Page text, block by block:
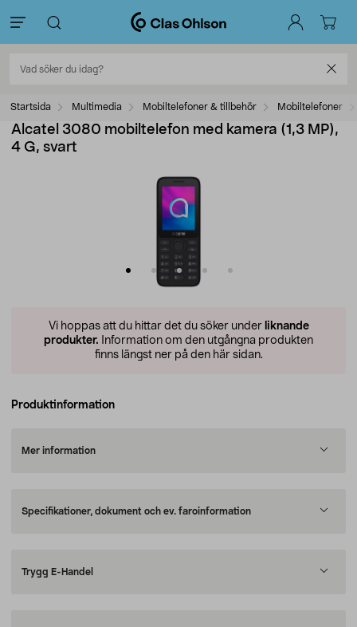
Startsida Multimedia Mobiltelefoner & tillbehör Mobiltelefoner
Alcatel 3080 mobiltelefon med kamera (1,3 MP),
4 G, svart
Vi hoppas att du hittar det du söker under liknande
produkter. Information om den utgångna produkten
finns längst ner på den här sidan.
Produktinformation
Mer information
Specifikationer, dokument och ev. faroinformation
Trygg E-Handel